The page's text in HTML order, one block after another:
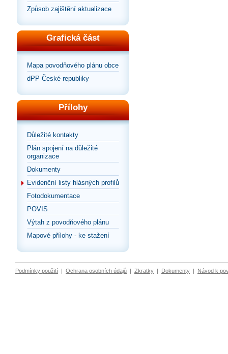
Způsob zajištění aktualizace
Grafická část
Mapa povodňového plánu obce
dPP České republiky
Přílohy
Důležité kontakty
Plán spojení na důležité
organizace
Dokumenty
Evidenční listy hlásných profilů
Fotodokumentace
POVIS
Výtah z povodňového plánu
Mapové přílohy - ke stažení
Podmínky použití | Ochrana osobních údajů | Zkratky | Dokumenty | Návod k